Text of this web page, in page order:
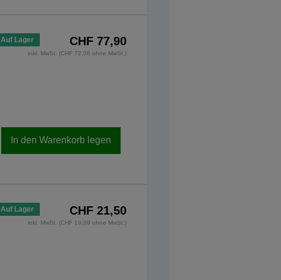
Auf Lager CHF 77,90
inkl. MwSt. (CHF 72,06 ohne MwSt.)
In den Warenkorb legen
Auf Lager CHF 21,50
inkl. MwSt. (CHF 19,89 ohne MwSt.)